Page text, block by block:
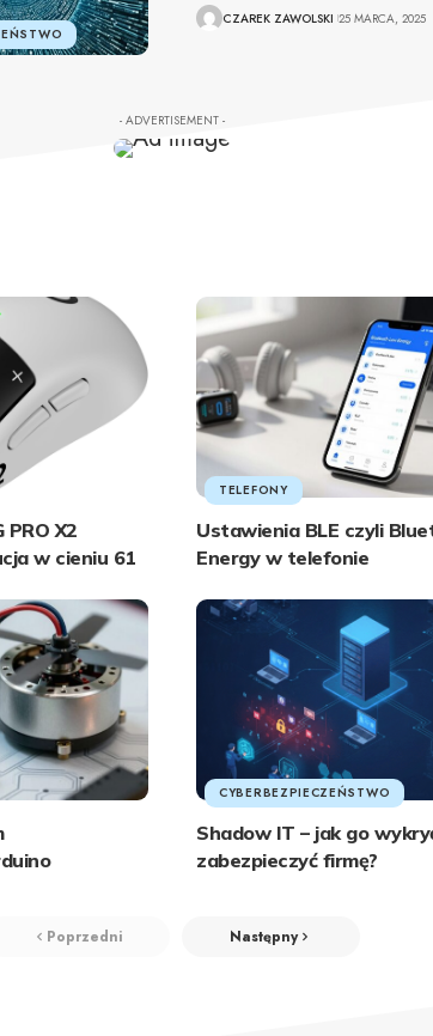
CZAREK ZAWOLSKI 25 MARCA, 2025
- ADVERTISEMENT -
PRO X2
w cieniu 61
TELEFONY
Ustawienia BLE czyli
Energy w telefonie
CYBERBEZPIECZEŃSTWO
Shadow IT – jak go
zabezpieczyć firmę?
Poprzedni Następny